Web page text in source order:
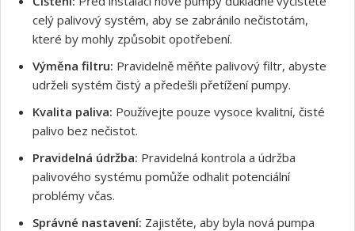
celý palivový systém, aby se zabránilo nečistotám,
které by mohly způsobit opotřebení.
Výměna filtru: Pravidelně měňte palivový filtr, abyste
udrželi systém čistý a předešli přetížení pumpy.
Kvalita paliva: Používejte pouze vysoce kvalitní, čisté
palivo bez nečistot.
Pravidelná údržba: Pravidelná kontrola a údržba
palivového systému pomůže odhalit potenciální
problémy včas.
Správné nastavení: Zajistěte, aby byla nová pumpa
Souhlasím s GDPR